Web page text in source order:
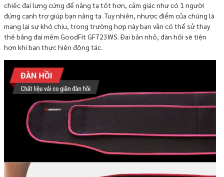
chiếc đai lưng cứng để nâng tạ tốt hơn, cảm giác như có 1 người
đứng cạnh trợ giúp bạn nâng tạ. Tuy nhiên, nhược điểm của chúng là
mang lại sự khó chịu, trong trường hợp này bạn vẫn có thể sử thay
thế bằng đai mềm GoodFit GF723WS. Đai bản nhỏ, đàn hồi sẽ tiện
hơn khi bạn thực hiện động tác.